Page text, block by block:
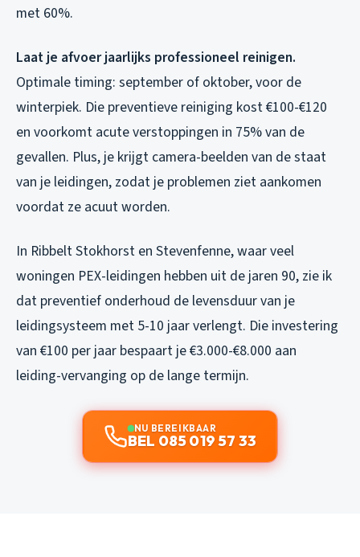
met 60%.
Laat je afvoer jaarlijks professioneel reinigen.
Optimale timing: september of oktober, voor de
winterpiek. Die preventieve reiniging kost €100-€120
en voorkomt acute verstoppingen in 75% van de
gevallen. Plus, je krijgt camera-beelden van de staat
van je leidingen, zodat je problemen ziet aankomen
voordat ze acuut worden.
In Ribbelt Stokhorst en Stevenfenne, waar veel
woningen PEX-leidingen hebben uit de jaren 90, zie ik
dat preventief onderhoud de levensduur van je
leidingsysteem met 5-10 jaar verlengt. Die investering
van €100 per jaar bespaart je €3.000-€8.000 aan
leiding-vervanging op de lange termijn.
NU BEREIKBAAR
BEL 085 019 57 33